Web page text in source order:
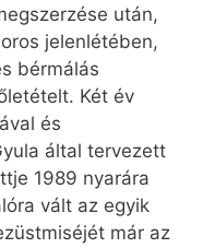
után,
jelenlétében,
bérmálás
Két év
és
által tervezett
1989 nyarára
vált az egyik
már az